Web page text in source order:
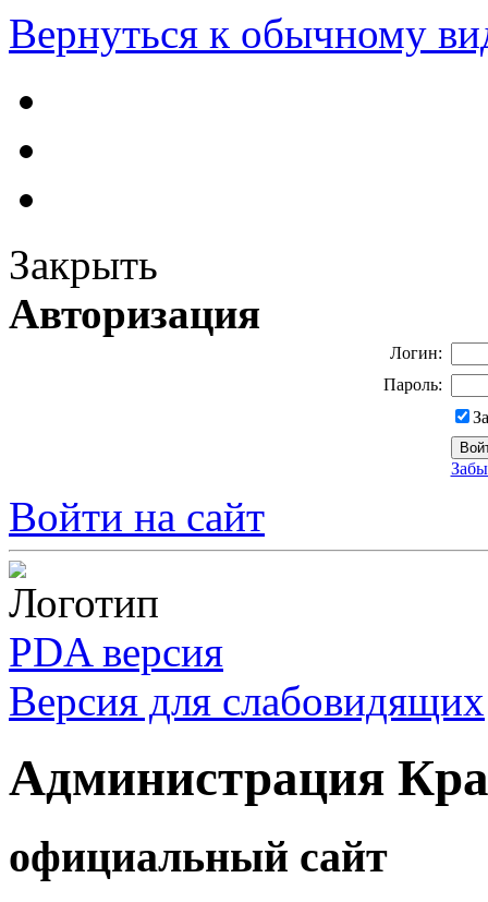
Вернуться к обычному
Закрыть
Авторизация
Логин:
Пароль:
Войти на сайт
PDA версия
Версия для слабовидящих
Администрация
официальный сайт